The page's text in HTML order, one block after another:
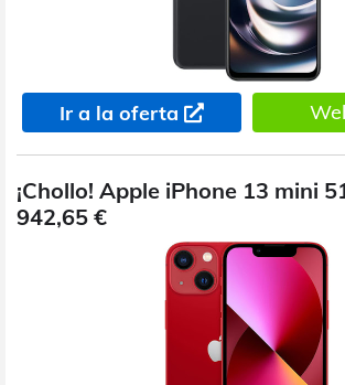
Ir a la oferta
¡Chollo! Apple iPhone 13 mini
942,65 €